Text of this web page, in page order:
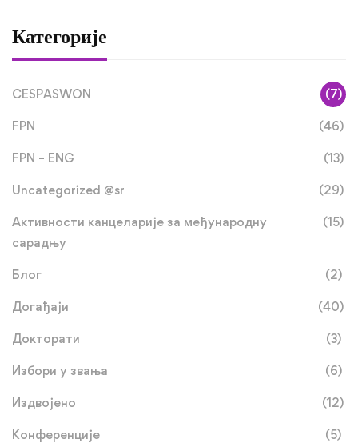
Категорије
CESPASWON (7)
FPN (46)
FPN – ENG (13)
Uncategorized @sr (29)
Активности канцеларије за међународну
сарадњу
(15)
Блог (2)
Догађаји (40)
Докторати (3)
Избори у звања (6)
Издвојено (12)
Конференције (5)